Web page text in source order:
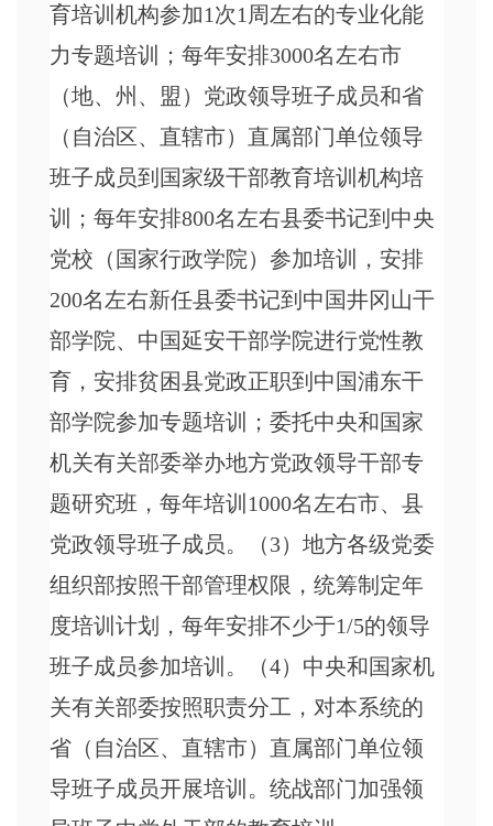
育培训机构参加1次1周左右的专业化能
力专题培训；每年安排3000名左右市
（地、州、盟）党政领导班子成员和省
（自治区、直辖市）直属部门单位领导
班子成员到国家级干部教育培训机构培
训；每年安排800名左右县委书记到中央
党校（国家行政学院）参加培训，安排
200名左右新任县委书记到中国井冈山干
部学院、中国延安干部学院进行党性教
育，安排贫困县党政正职到中国浦东干
部学院参加专题培训；委托中央和国家
机关有关部委举办地方党政领导干部专
题研究班，每年培训1000名左右市、县
党政领导班子成员。（3）地方各级党委
组织部按照干部管理权限，统筹制定年
度培训计划，每年安排不少于1/5的领导
班子成员参加培训。（4）中央和国家机
关有关部委按照职责分工，对本系统的
省（自治区、直辖市）直属部门单位领
导班子成员开展培训。统战部门加强领